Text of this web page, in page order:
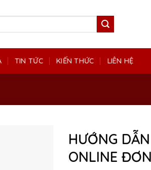
TIN TỨC KIẾN THỨC LIÊN HỆ
HƯỚNG
ONLINE